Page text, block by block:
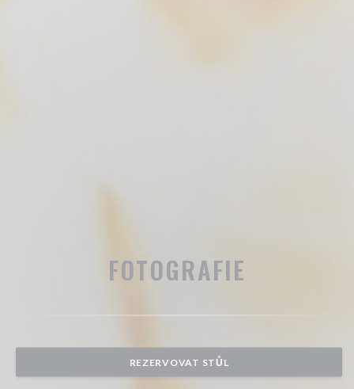
FOTOGRAFIE
REZERVOVAT STŮL